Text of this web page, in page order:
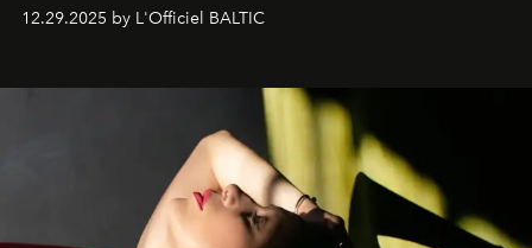
современностью.
12.29.2025 by L'Officiel BALTIC